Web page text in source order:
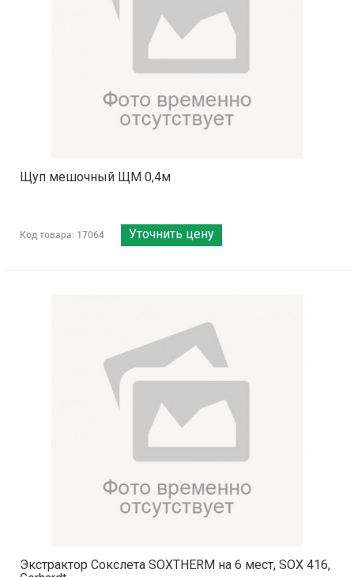
Щуп мешочный ЩМ 0,4м
Код товара: 17064 Уточнить цену
Экстрактор Сокслета SOXTHERM на 6 мест, SOX 416,